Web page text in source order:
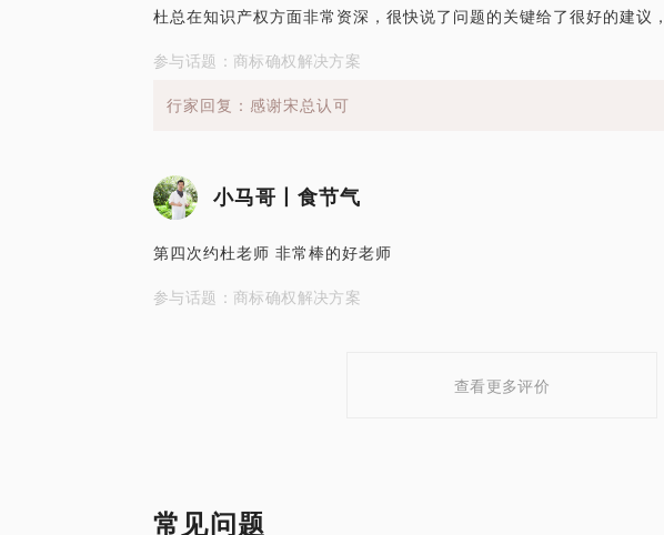
杜总在知识产权方面非常资深，很快说了问题的关键给了很好的建议
参与话题：商标确权解决方案
行家回复：感谢宋总认可
小马哥丨食节气
第四次约杜老师 非常棒的好老师
参与话题：商标确权解决方案
查看更多评价
常见问题